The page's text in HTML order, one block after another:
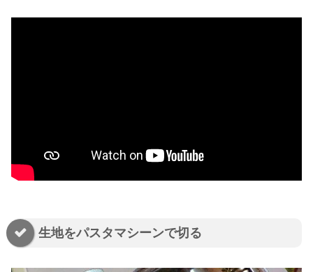
生地をパスタマシーンで切る